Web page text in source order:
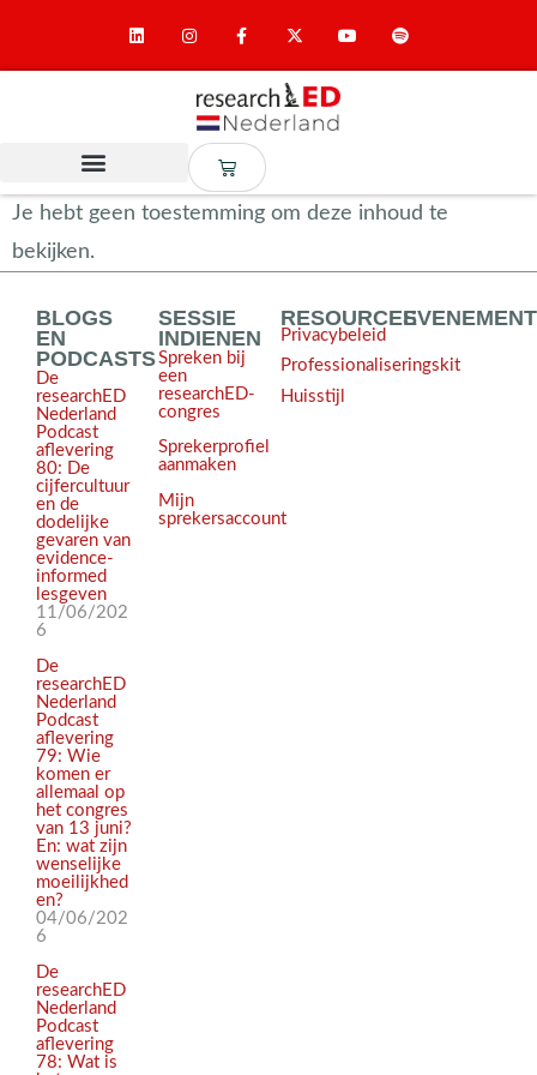
Je hebt geen toestemming om deze inhoud te
bekijken.
BLOGS
EN
PODCASTS
De
researchED
Nederland
Podcast
aflevering
80: De
cijfercultuur
en de
dodelijke
gevaren van
evidence-
informed
lesgeven
11/06/202
6
De
researchED
Nederland
Podcast
aflevering
79: Wie
komen er
allemaal op
het congres
van 13 juni?
En: wat zijn
wenselijke
moeilijkhed
en?
04/06/202
6
De
researchED
Nederland
Podcast
aflevering
78: Wat is
SESSIE
INDIENEN
Spreken bij
een
researchED-
congres
Sprekerprofiel
aanmaken
Mijn
sprekersaccount
RESOURCES
Privacybeleid
Professionaliseringskit
Huisstijl